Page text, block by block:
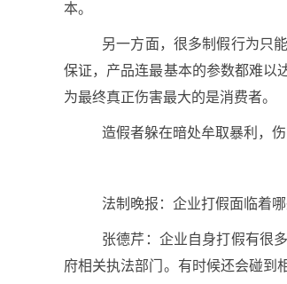
本。
另一方面，很多制假行为只
保证，产品连最基本的参数都难以
为最终真正伤害最大的是消费者。
造假者躲在暗处牟取暴利，
法制晚报：企业打假面临着
张德芹：企业自身打假有很
府相关执法部门。有时候还会碰到